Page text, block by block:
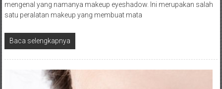
mengenal yang namanya makeup eyeshadow. Ini merupakan salah
satu peralatan makeup yang membuat mata
Baca selengkapnya